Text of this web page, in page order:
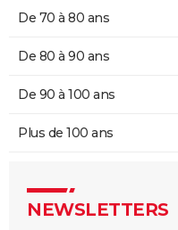
De 70 à 80 ans
De 80 à 90 ans
De 90 à 100 ans
Plus de 100 ans
NEWSLETTERS